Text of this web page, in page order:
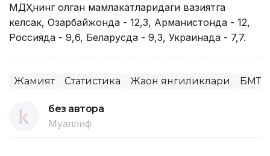
МДҲнинг қолган мамлакатларидаги вазиятга
келсак, Озарбайжонда - 12,3, Арманистонда - 12,
Россияда - 9,6, Беларусда - 9,3, Украинада - 7,7.
Жамият Статистика Жаҳон янгиликлари БМТ
без автора
Муаллиф